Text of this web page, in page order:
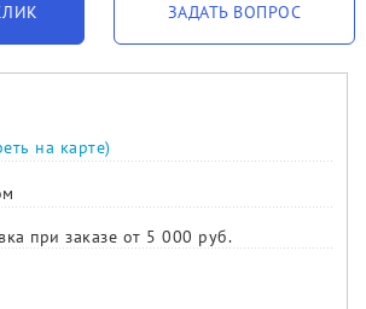
ЗАДАТЬ ВОПРОС
на карте)
при заказе от 5 000 руб.